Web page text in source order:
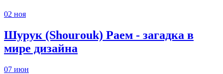
02 ноя
Шурук (Shourouk) Раем - загадка в
мире дизайна
07 июн